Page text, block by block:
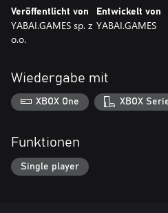
freischaltbar
- Aufträge: Erfülle Missionen, um
Veröffentlicht von
YABAI.GAMES sp. z
o.o.
Entwickelt von
YABAI.GAMES
Wiedergabe mit
XBOX One XBOX
Funktionen
Single player